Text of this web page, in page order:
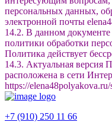
персональных данных,
электронной почты
14.2. В данном
политики обработки
Политика действует
14.3. Актуальная версия
расположена в сети
https://elena48polyakova.ru/
+7 (910) 250 11 66